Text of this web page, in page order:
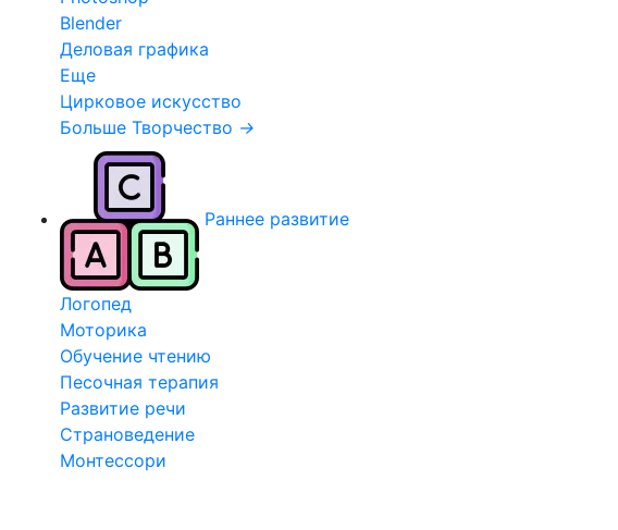
Blender
Деловая графика
Еще
Цирковое искусство
Больше Творчество →
Раннее развитие
Логопед
Моторика
Обучение чтению
Песочная терапия
Развитие речи
Страноведение
Монтессори